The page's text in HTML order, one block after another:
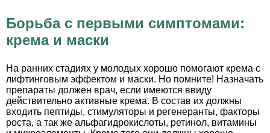
Борьба с первыми симптомами:
крема и маски
На ранних стадиях у молодых хорошо помогают крема с
лифтинговым эффектом и маски. Но помните! Назначать
препараты должен врач, если имеются ввиду
действительно активные крема. В состав их должны
входить пептиды, стимуляторы и регенеранты, факторы
роста, а так же альфагидрокислоты, ретинол, витамины